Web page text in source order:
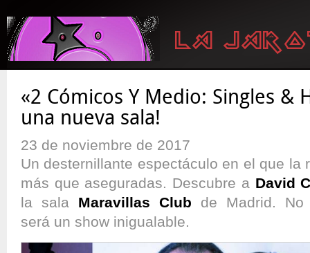
«2 Cómicos Y Medio: Singles &
una nueva sala!
23 de noviembre de 2017
Un desternillante espectáculo en el que la
más que aseguradas. Descubre a David
la sala Maravillas Club de Madrid.
será un show inigualable.